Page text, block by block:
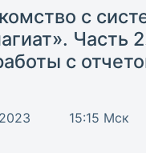
с
Часть
с
15:15 Мск